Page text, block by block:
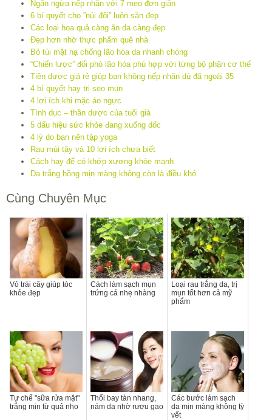
Ngăn ngừa nếp nhăn với 7 mẹo đơn giản
6 bí quyết cho ”núi đôi” luôn săn đẹp
Các loại hoa quả càng ăn da càng đẹp
Đẹp hơn nhờ thực phẩm quê nhà
Bỏ túi mặt nạ chống lão hóa da nhanh chóng
“Chiến lược” đối phó lão hóa phù hợp với từng bộ phận cơ thể
Tiên dược giá rẻ giúp bạn không nếp nhăn dù đã ngoài 35
4 bí quyết hay trị sẹo mụn
4 lợi ích khi mặc áo ngực
Tình dục – thần dược của tuổi già
5 dấu hiệu sức khỏe đang xuống dốc
4 lý do bạn nên tập yoga
Rau mùi tây và 10 lợi ích chưa biết
Cách hay để có khớp xương khỏe mạnh
Da trắng hồng mịn màng không còn là điều khó
Cùng Chuyên Mục
Vỏ trái cây giúp tóc
khỏe đẹp
Cách làm sạch mụn
trứng cá nhẹ nhàng
Loại rau trắng da, trị
mụn tốt hơn cả mỹ
phẩm
Tự chế "sữa rửa mặt"
trắng mịn từ quả nho
Thổi bay tàn nhang,
nám da nhờ rượu gạo
Các bước làm sạch
da mịn màng không tỳ
vết